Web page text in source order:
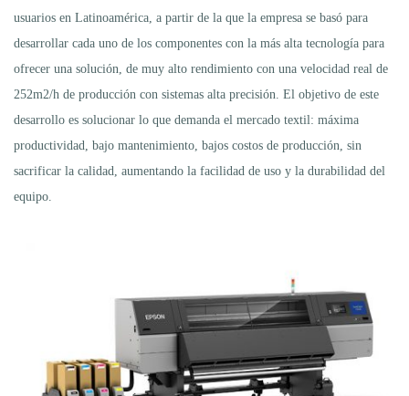
usuarios en Latinoamérica, a partir de la que la empresa se basó para
desarrollar cada uno de los componentes con la más alta tecnología para
ofrecer una solución, de muy alto rendimiento con una velocidad real de
252m2/h de producción con sistemas alta precisión. El objetivo de este
desarrollo es solucionar lo que demanda el mercado textil: máxima
productividad, bajo mantenimiento, bajos costos de producción, sin
sacrificar la calidad, aumentando la facilidad de uso y la durabilidad del
equipo.